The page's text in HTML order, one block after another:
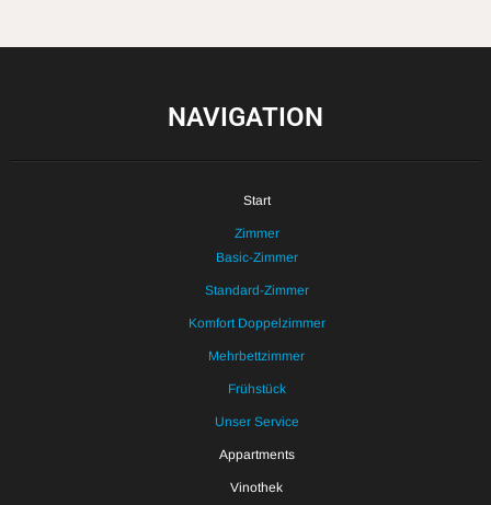
NAVIGATION
Start
Zimmer
Basic-Zimmer
Standard-Zimmer
Komfort Doppelzimmer
Mehrbettzimmer
Frühstück
Unser Service
Appartments
Vinothek